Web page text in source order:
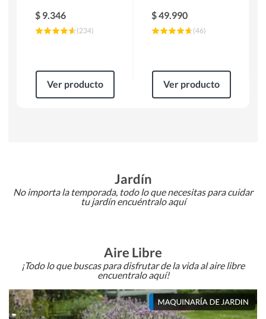
$ 9.346
(234)
Ver producto
$49.990
(46)
Ver producto
Jardín
No importa la temporada, todo lo que necesitas para cuidar
tu jardín encuéntralo aquí
Aire Libre
¡Todo lo que buscas para disfrutar de la vida al aire libre
encuentralo aquí!